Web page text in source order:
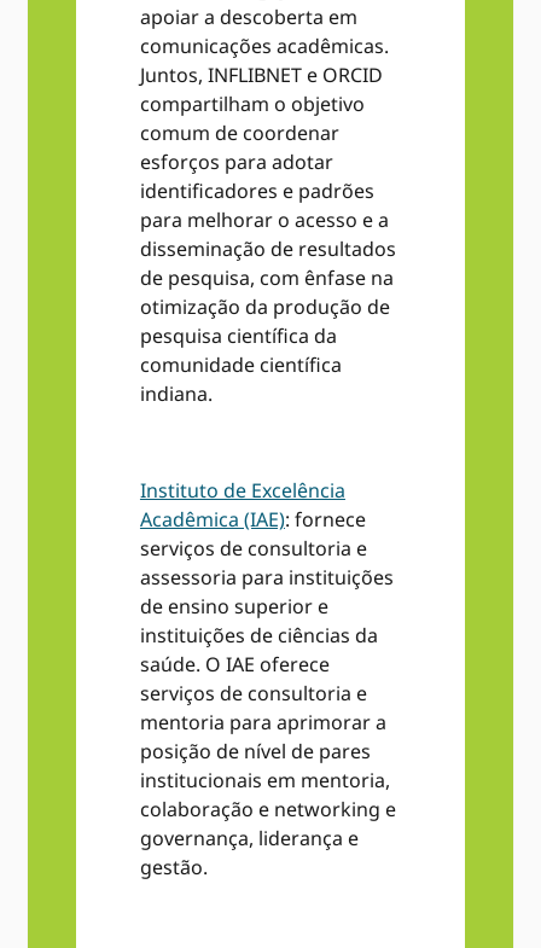
apoiar a descoberta em
comunicações acadêmicas.
Juntos, INFLIBNET e ORCID
compartilham o objetivo
comum de coordenar
esforços para adotar
identificadores e padrões
para melhorar o acesso e a
disseminação de resultados
de pesquisa, com ênfase na
otimização da produção de
pesquisa científica da
comunidade científica
indiana.
Instituto de Excelência
Acadêmica (IAE): fornece
serviços de consultoria e
assessoria para instituições
de ensino superior e
instituições de ciências da
saúde. O IAE oferece
serviços de consultoria e
mentoria para aprimorar a
posição de nível de pares
institucionais em mentoria,
colaboração e networking e
governança, liderança e
gestão.